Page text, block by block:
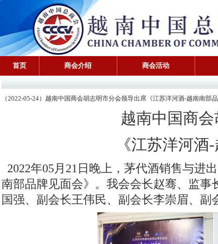
首页 商会介绍 商会活动
（2022-05-24）越南中国商会胡志明市分会领导出席《江苏洋河酒-越南南部
越南中国商
《江苏洋河
2022年05月21日晚上，茅代酒销售与进
南部品牌见面会》。我会会长赵骞、监
国强、副会长王伟民、副会长李崇眉、